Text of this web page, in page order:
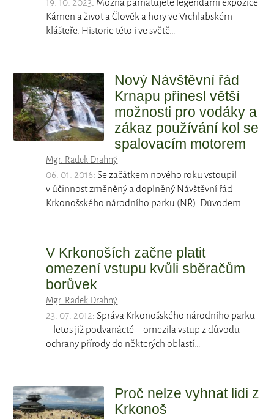
19. 10. 2023: Možná pamatujete legendární expozice
Kámen a život a Člověk a hory ve Vrchlabském
klášteře. Historie této i ve světě…
Nový Návštěvní řád
Krnapu přinesl větší
možnosti pro vodáky a
zákaz používání kol se
spalovacím motorem
Mgr. Radek Drahný
06. 01. 2016: Se začátkem nového roku vstoupil
v účinnost změněný a doplněný Návštěvní řád
Krkonošského národního parku (NŘ). Důvodem…
V Krkonoších začne platit
omezení vstupu kvůli sběračům
borůvek
Mgr. Radek Drahný
23. 07. 2012: Správa Krkonošského národního parku
– letos již podvanácté – omezila vstup z důvodu
ochrany přírody do některých oblastí…
Proč nelze vyhnat lidi z
Krkonoš